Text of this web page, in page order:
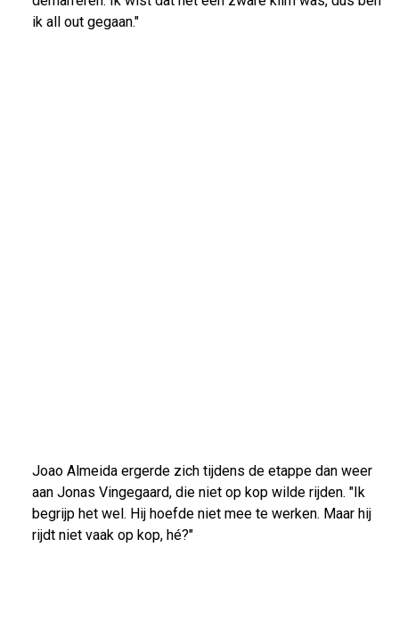
ik all out gegaan."
Joao Almeida ergerde zich tijdens de etappe dan weer
aan Jonas Vingegaard, die niet op kop wilde rijden. "Ik
begrijp het wel. Hij hoefde niet mee te werken. Maar hij
rijdt niet vaak op kop, hé?"